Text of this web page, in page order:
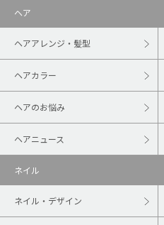
ヘア
ヘアアレンジ・髪型
ヘアカラー
ヘアのお悩み
ヘアニュース
ネイル
ネイル・デザイン